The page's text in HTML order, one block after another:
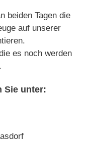
beiden Tagen die
auf unserer
es noch werden
Sie unter: